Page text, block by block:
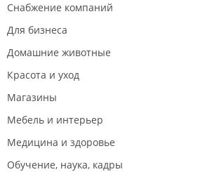
Снабжение компаний
Для бизнеса
Домашние животные
Красота и уход
Магазины
Мебель и интерьер
Медицина и здоровье
Обучение, наука, кадры